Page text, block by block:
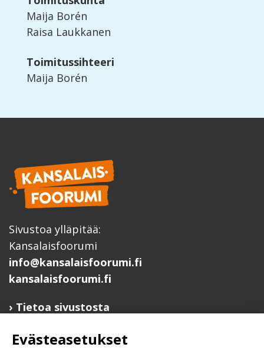
Maija Borén
Raisa Laukkanen
Toimitussihteeri
Maija Borén
Sivustoa ylläpitää:
Kansalaisfoorumi
info@kansalaisfoorumi.fi
kansalaisfoorumi.fi
Tietoa sivustosta
Ilmoita järjestösi järjestöhakemistoon
Evästeasetukset